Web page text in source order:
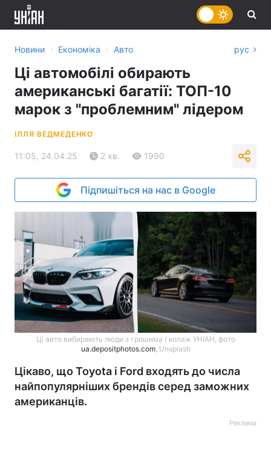
Новини › Економіка › Авто рус
Ці автомобілі обирають
американські багатії: ТОП-10
марок з "проблемним" лідером
ІЛЛЯ ВЕДМЕДЕНКО
11:05, 24.04.25 2 хв. 1990
Підпишіться на нас в Google
Ці авто вибирають люди з грошима / колаж УНІАН, фото
ua.depositphotos.com, Unsplash
Цікаво, що Toyota і Ford входять до числа
найпопулярніших брендів серед заможних
американців.
Реклама